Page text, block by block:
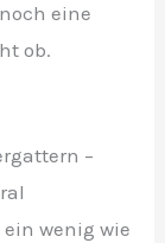
eine
ob.
–
wenig wie